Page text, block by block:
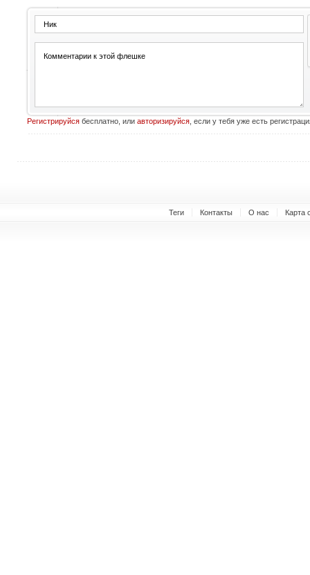
Регистрируйсябесплатно, или авторизируйся, если у тебя уже есть
Теги Контакты О нас Карта